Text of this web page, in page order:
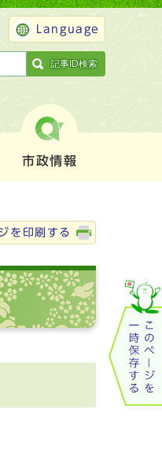
Language
記事ID検索
市政情報
を印刷する